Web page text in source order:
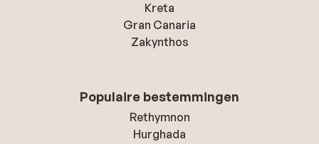
Kreta
Gran Canaria
Zakynthos
Populaire bestemmingen
Rethymnon
Hurghada